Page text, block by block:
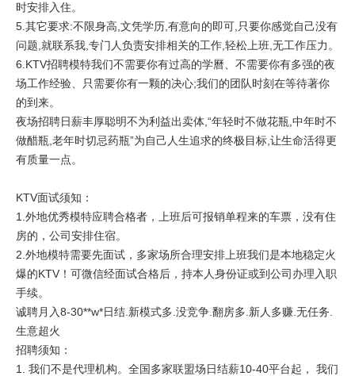
时安排入住。
5.其它要求:不限身高,文凭学历,有意向的即可,只要你感觉自己没有
问题,就联系我,专门人负责安排相关的工作,轻松上班,无工作压力。
6.KTV招聘模特我们不需要你有过高的学曆、不需要你有多强的夜
场工作经验、只需要你有一颗的决心;我们的团队时刻在等待著你
的到来。
夜场招聘日薪丰厚聪明不为利益出卖体,“年轻时不做花瓶,中年时不
做醋瓶,老年时切忌药瓶”为自己人生追求的终极目标,让生命活得更
有质量一点。
KTV面试须知：
1.外地优秀模特应聘合格者，上班后可报销单程来的车票，没有住
房的，公司安排住宿。
2.外地模特需要先面试，多家场所合理安排上班我们是本地稳定火
爆的KTV！可微信经面试合格后，持本人身份证或到公司办理入职
手续。
诚聘月入8-30**w*日结.新模式多.没竞争.翻房多.新人多赚.无任务.
生意超火
招聘须知：
1. 我们不是代理机构。全国多家联盟场日结薪10-40平台起， 我们